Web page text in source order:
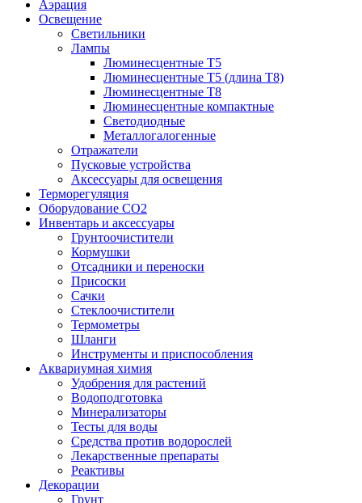
Аэрация
Освещение
Светильники
Лампы
Люминесцентные T5
Люминесцентные T5 (длина T8)
Люминесцентные T8
Люминесцентные компактные
Светодиодные
Металлогалогенные
Отражатели
Пусковые устройства
Аксессуары для освещения
Терморегуляция
Оборудование CO2
Инвентарь и аксессуары
Грунтоочистители
Кормушки
Отсадники и переноски
Присоски
Сачки
Стеклоочистители
Термометры
Шланги
Инструменты и приспособления
Аквариумная химия
Удобрения для растений
Водоподготовка
Минерализаторы
Тесты для воды
Средства против водорослей
Лекарственные препараты
Реактивы
Декорации
Грунт